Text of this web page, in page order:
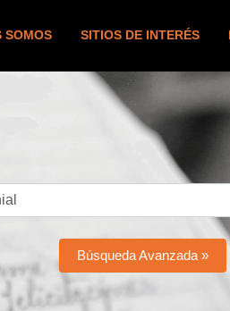
SOMOS SITIOS DE INTERÉS
Búsqueda Avanzada »